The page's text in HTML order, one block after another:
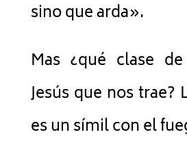
sino que arda».
Mas ¿qué clase
Jesús que nos trae?
es un símil con el